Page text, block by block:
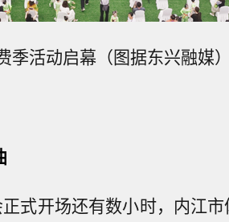
活动启幕（图据东兴融媒）
式开场还有数小时，内江